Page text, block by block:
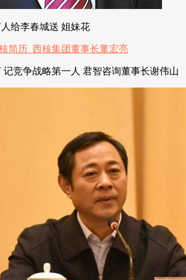
给李春城送 姐妹花
记竞争战略第一人 君智咨询董事长谢伟山